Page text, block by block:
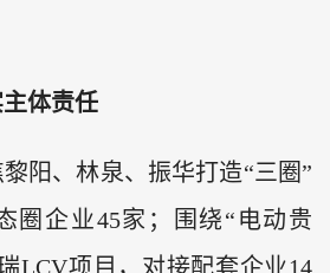
体责任
黎阳、林泉、振华打造“三圈”
圈企业45家；围绕“电动贵
LCV项目，对接配套企业14